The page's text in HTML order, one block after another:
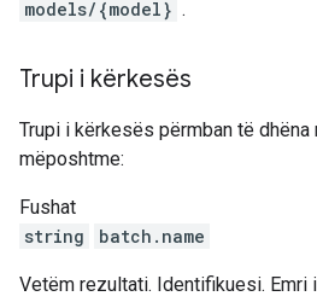
models/{model} .
Trupi i kërkesës
Trupi i kërkesës përmban të dhëna
mëposhtme:
Fushat
string
batch.name
Vetëm rezultati. Identifikuesi. Emri